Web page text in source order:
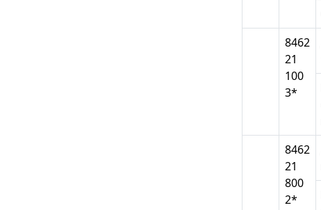
8462
21
100
3*
8462
21
800
2*